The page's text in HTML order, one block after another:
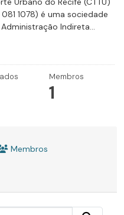
1078) é uma sociedade
Indireta...
Membros
1
Membros